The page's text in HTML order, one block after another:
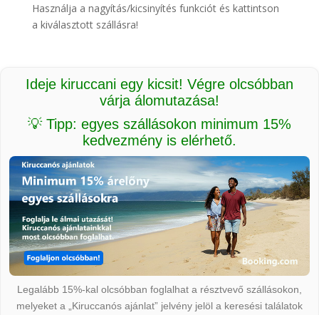
Használja a nagyítás/kicsinyítés funkciót és kattintson
a kiválasztott szállásra!
Ideje kiruccani egy kicsit! Végre olcsóbban
várja álomutazása!
💡 Tipp: egyes szállásokon minimum 15%
kedvezmény is elérhető.
Legalább 15%-kal olcsóbban foglalhat a résztvevő szállásokon,
melyeket a „Kiruccanós ajánlat” jelvény jelöl a keresési találatok